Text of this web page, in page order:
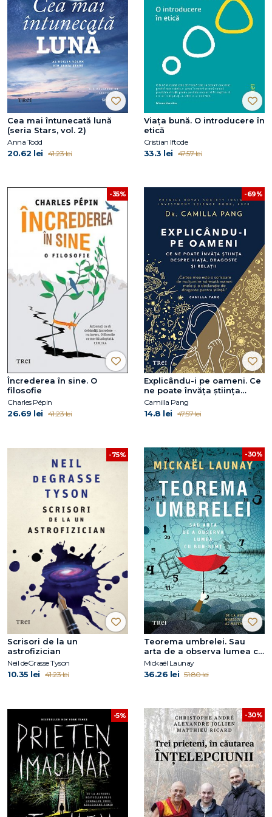
Cea mai întunecată lună
(seria Stars, vol. 2)
Anna Todd
20.62 lei 41.23 lei
Viața bună. O introducere în
etică
Cristian Iftode
33.3 lei 47.57 lei
-35%
Încrederea în sine. O
filosofie
Charles Pépin
26.69 lei 41.23 lei
-69%
Explicându-i pe oameni. Ce
ne poate învăța știința
despre viață, dragoste și
relații
Camilla Pang
14.8 lei 47.57 lei
-75%
Scrisori de la un
astrofizician
Neil deGrasse Tyson
10.35 lei 41.23 lei
-30%
Teorema umbrelei. Sau
arta de a observa lumea cu
bun-simț
Mickaël Launay
36.26 lei 51.80 lei
-5% -30%